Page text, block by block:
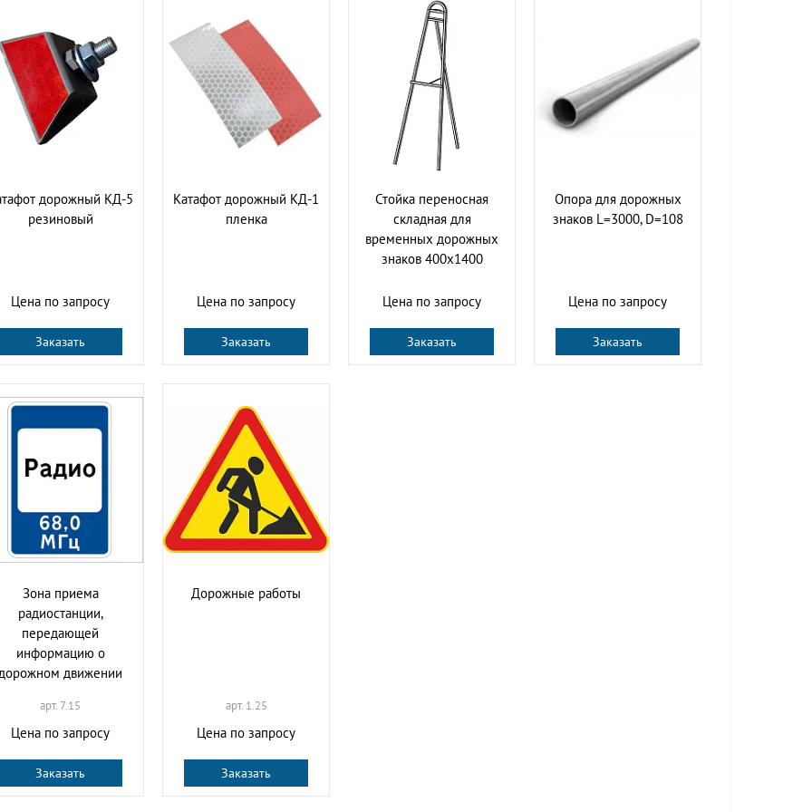
дорожный КД-5
резиновый
Цена по запросу
Заказать
Катафот дорожный КД-1
пленка
Цена по запросу
Заказать
Стойка переносная
складная для
временных дорожных
знаков 400x1400
Цена по запросу
Заказать
Опора для дорожных
знаков L=3000, D=108
Цена по запросу
Заказать
Зона приема
радиостанции,
передающей
информацию о
движении
арт. 7.15
Цена по запросу
Заказать
Дорожные работы
арт. 1.25
Цена по запросу
Заказать